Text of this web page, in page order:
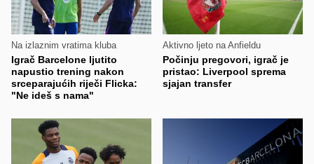
Na izlaznim vratima kluba
Igrač Barcelone ljutito
napustio trening nakon
srceparajućih riječi Flicka:
"Ne ideš s nama"
Aktivno ljeto na Anfieldu
Počinju pregovori, igrač je
pristao: Liverpool sprema
sjajan transfer